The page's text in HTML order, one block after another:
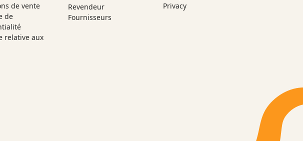
de vente
de
relative aux
Revendeur
Fournisseurs
Privacy